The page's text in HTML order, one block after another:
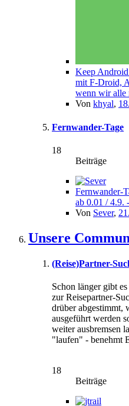
Keep
mit F-Droid,
wenn wir alle
Von khyal,
Fernwander-Tage
18
Beiträge
Fernwander-
ab 0.01 / 4.9.
Von Sever,
Unsere
(Reise)Partner-
Schon länger gibt
zur Reisepartner-
drüber abgestimmt,
ausgeführt werden
weiter ausbremsen
"laufen" - benehmt
18
Beiträge